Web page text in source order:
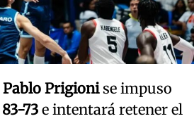
Pablo Prigionise impuso
83-73 e intentará retener el